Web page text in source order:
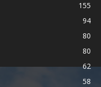
155
94
80
80
62
58